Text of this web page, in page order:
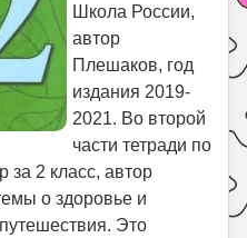
Школа России,
автор
Плешаков, год
издания 2019-
2021. Во второй
части тетради по
2 класс, автор
о здоровье и
Это